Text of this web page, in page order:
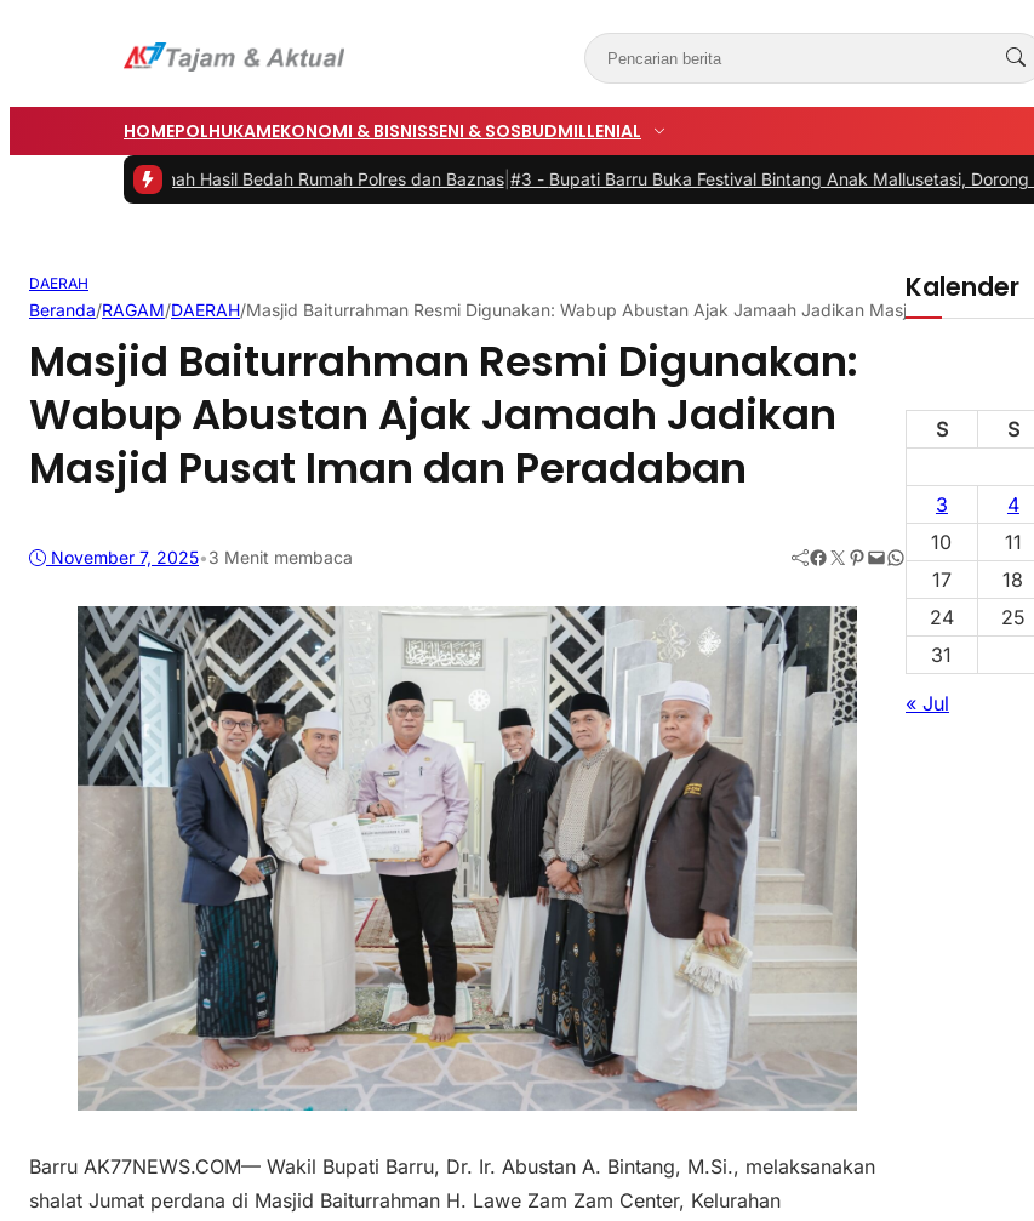
HOMEPOLHUKAMEKONOMI & BISNISSENI & SOSBUDMILLENIAL
Hasil Bedah Rumah Polres dan Baznas|#3 -Bupati Barru Buka Festival Bintang Anak Mallusetasi, Dorong Generasi Kreatif
DAERAH
Beranda/RAGAM/DAERAH/Masjid Baiturrahman Resmi Digunakan: Wabup Abustan Ajak Jamaah Jadikan Masjid Pusat Iman
Masjid Baiturrahman Resmi Digunakan:
Wabup Abustan Ajak Jamaah Jadikan
Masjid Pusat Iman dan Peradaban
November 7, 2025•3 Menit membaca Facebook Twitter Pinterest Mail WhatsApp
Barru AK77NEWS.COM— Wakil Bupati Barru, Dr. Ir. Abustan A. Bintang, M.Si., melaksanakan
shalat Jumat perdana di Masjid Baiturrahman H. Lawe Zam Zam Center, Kelurahan
Kalender
S
S
3
4
10
11
17
18
24
25
31
« Jul